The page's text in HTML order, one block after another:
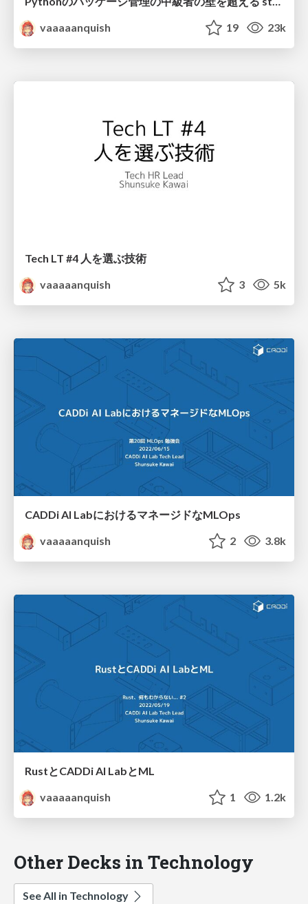
vaaaaanquish
19 23k
Tech LT #4 人を選ぶ技術
vaaaaanquish
3 5k
CADDi AI LabにおけるマネージドなMLOps
vaaaaanquish
2 3.8k
RustとCADDi AI LabとML
vaaaaanquish
1 1.2k
Other Decks in Technology
See All in Technology